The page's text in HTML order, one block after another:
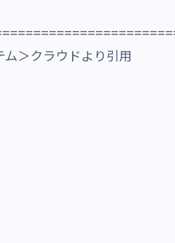
＞クラウドより引用